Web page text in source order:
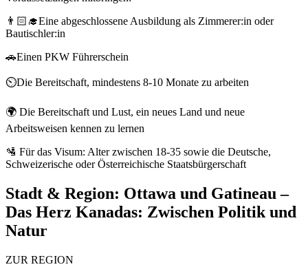
👨🏻‍🎓Eine abgeschlossene Ausbildung als Zimmerer:in oder
Bautischler:in
🚗Einen PKW Führerschein
⏲️Die Bereitschaft, mindestens 8-10 Monate zu arbeiten
🌍 Die Bereitschaft und Lust, ein neues Land und neue
Arbeitsweisen kennen zu lernen
🛂 Für das Visum: Alter zwischen 18-35 sowie die Deutsche,
Schweizerische oder Österreichische Staatsbürgerschaft
Stadt & Region: Ottawa und Gatineau –
Das Herz Kanadas: Zwischen Politik und
Natur
ZUR REGION